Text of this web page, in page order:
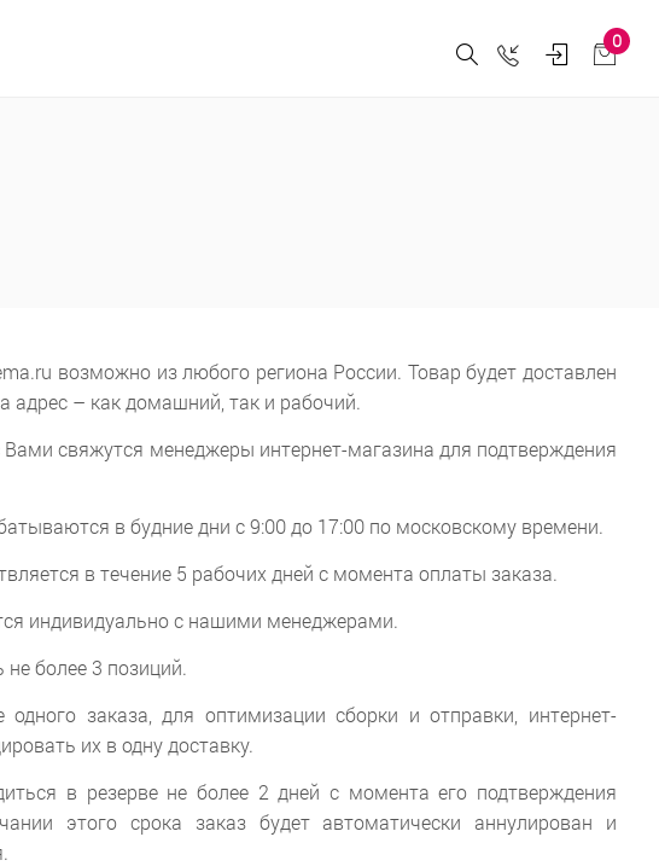
0
возможно из любого региона России. Товар будет доставлен
– как домашний, так и рабочий.
свяжутся менеджеры интернет-магазина для подтверждения
в будние дни с 9:00 до 17:00 по московскому времени.
в течение 5 рабочих дней с момента оплаты заказа.
индивидуально с нашими менеджерами.
более 3 позиций.
заказа, для оптимизации сборки и отправки, интернет-
их в одну доставку.
в резерве не более 2 дней с момента его подтверждения
этого срока заказ будет автоматически аннулирован и